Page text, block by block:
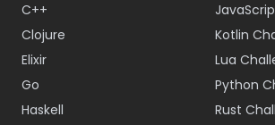
C++
Clojure
Elixir
Go
Haskell
Kotlin
Lua
Python
Rust